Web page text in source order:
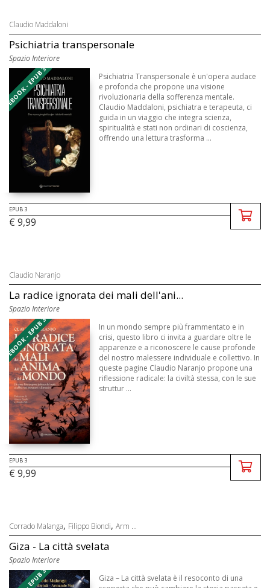
Claudio Maddaloni
Psichiatria transpersonale
Spazio Interiore
EBOOK - EPUB 3
Psichiatria Transpersonale è un'opera audace
e profonda che propone una visione
rivoluzionaria della sofferenza mentale.
Claudio Maddaloni, psichiatra e terapeuta, ci
guida in un viaggio che integra scienza,
spiritualità e stati non ordinari di coscienza,
offrendo una lettura trasforma ...
EPUB 3
€ 9,99
Claudio Naranjo
La radice ignorata dei mali dell'ani...
Spazio Interiore
EBOOK - EPUB 3
In un mondo sempre più frammentato e in
crisi, questo libro ci invita a guardare oltre le
apparenze e a riconoscere le cause profonde
del nostro malessere individuale e collettivo. In
queste pagine Claudio Naranjo propone una
riflessione radicale: la civiltà stessa, con le sue
struttur ...
EPUB 3
€ 9,99
Corrado Malanga, Filippo Biondi, Arm ...
Giza - La città svelata
Spazio Interiore
Giza – La città svelata è il resoconto di una